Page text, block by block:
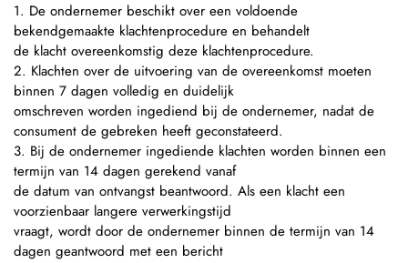
1. De ondernemer beschikt over een voldoende
bekendgemaakte klachtenprocedure en behandelt
de klacht overeenkomstig deze klachtenprocedure.
2. Klachten over de uitvoering van de overeenkomst moeten
binnen 7 dagen volledig en duidelijk
omschreven worden ingediend bij de ondernemer, nadat de
consument de gebreken heeft geconstateerd.
3. Bij de ondernemer ingediende klachten worden binnen een
termijn van 14 dagen gerekend vanaf
de datum van ontvangst beantwoord. Als een klacht een
voorzienbaar langere verwerkingstijd
vraagt, wordt door de ondernemer binnen de termijn van 14
dagen geantwoord met een bericht